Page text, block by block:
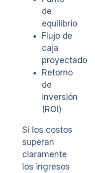
de
equilibrio
Flujo de
caja
proyectado
Retorno
de
inversión
(ROI)
Si los costos
superan
claramente
los ingresos